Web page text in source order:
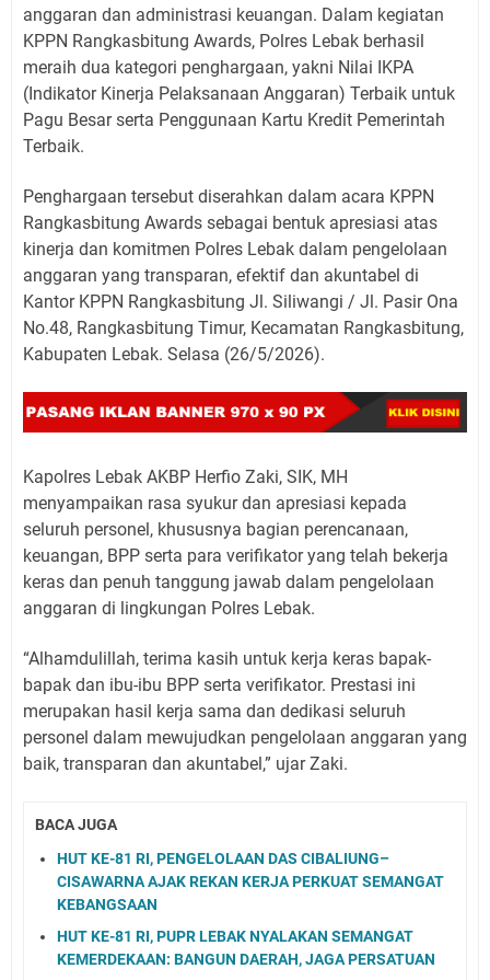
anggaran dan administrasi keuangan. Dalam kegiatan
KPPN Rangkasbitung Awards, Polres Lebak berhasil
meraih dua kategori penghargaan, yakni Nilai IKPA
(Indikator Kinerja Pelaksanaan Anggaran) Terbaik untuk
Pagu Besar serta Penggunaan Kartu Kredit Pemerintah
Terbaik.
Penghargaan tersebut diserahkan dalam acara KPPN
Rangkasbitung Awards sebagai bentuk apresiasi atas
kinerja dan komitmen Polres Lebak dalam pengelolaan
anggaran yang transparan, efektif dan akuntabel di
Kantor KPPN Rangkasbitung Jl. Siliwangi / Jl. Pasir Ona
No.48, Rangkasbitung Timur, Kecamatan Rangkasbitung,
Kabupaten Lebak. Selasa (26/5/2026).
Kapolres Lebak AKBP Herfio Zaki, SIK, MH
menyampaikan rasa syukur dan apresiasi kepada
seluruh personel, khususnya bagian perencanaan,
keuangan, BPP serta para verifikator yang telah bekerja
keras dan penuh tanggung jawab dalam pengelolaan
anggaran di lingkungan Polres Lebak.
“Alhamdulillah, terima kasih untuk kerja keras bapak-
bapak dan ibu-ibu BPP serta verifikator. Prestasi ini
merupakan hasil kerja sama dan dedikasi seluruh
personel dalam mewujudkan pengelolaan anggaran yang
baik, transparan dan akuntabel,” ujar Zaki.
BACA JUGA
HUT KE-81 RI, PENGELOLAAN DAS CIBALIUNG–
CISAWARNA AJAK REKAN KERJA PERKUAT SEMANGAT
KEBANGSAAN
HUT KE-81 RI, PUPR LEBAK NYALAKAN SEMANGAT
KEMERDEKAAN: BANGUN DAERAH, JAGA PERSATUAN